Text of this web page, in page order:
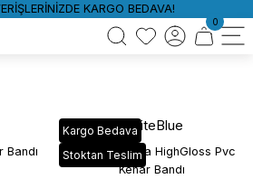
KARGO BEDAVA!
0
Bandı
Kargo Bedava
Stoktan Teslim
WhiteBlue
YT_02B Sonata HighGloss Pvc
Kenar Bandı